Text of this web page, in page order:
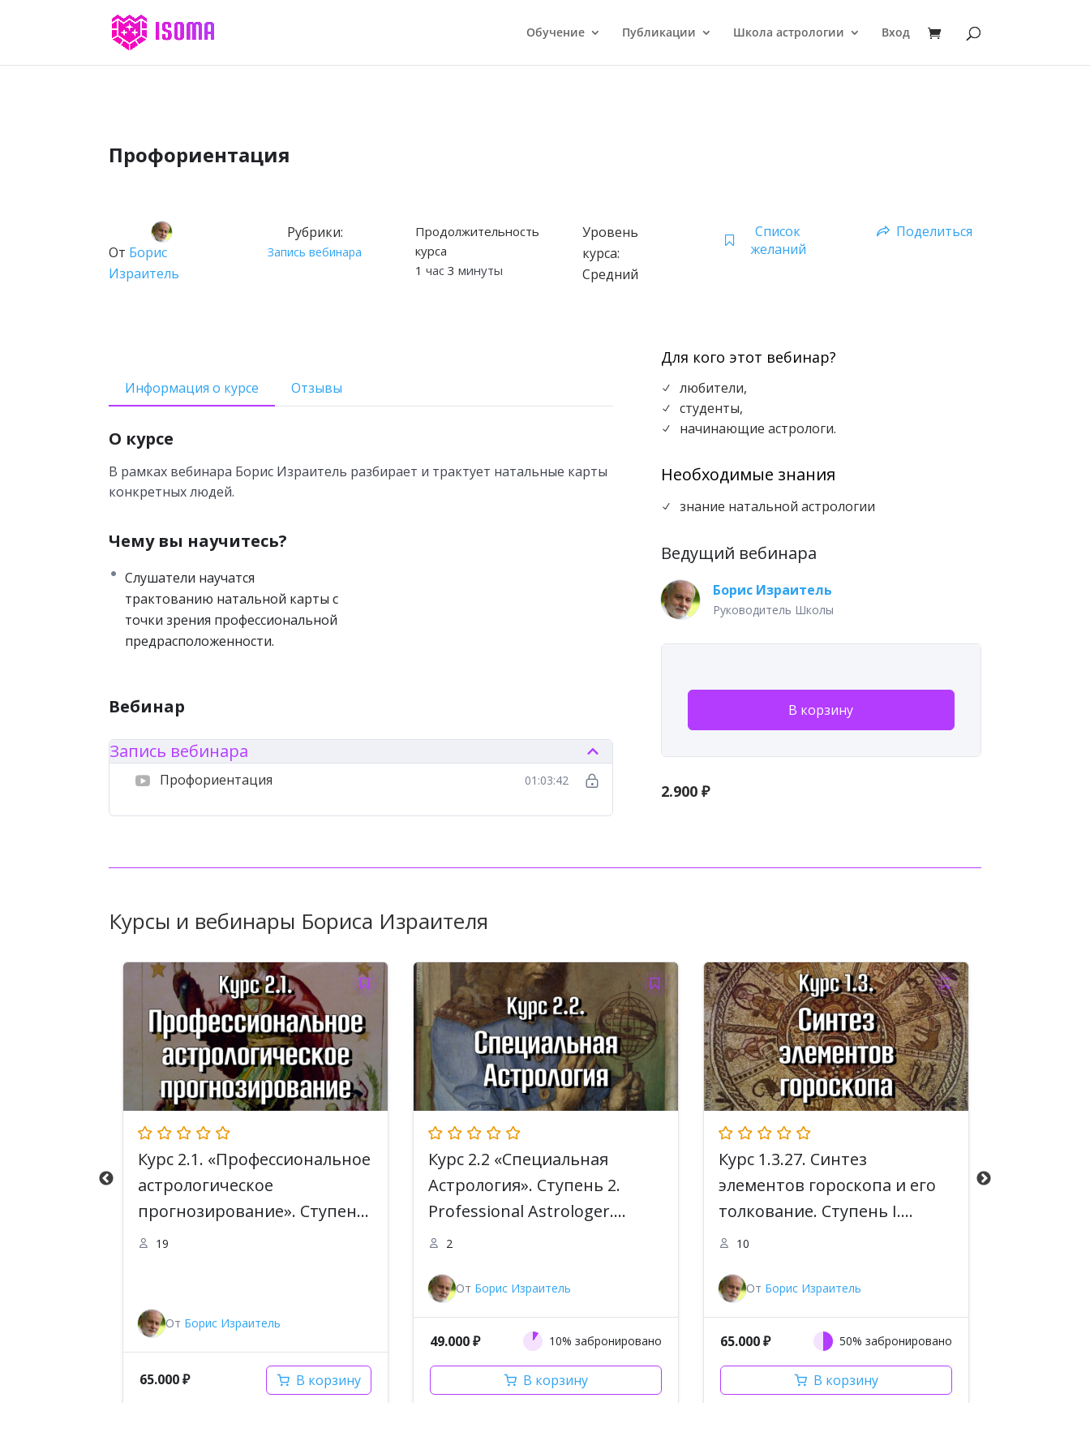
Обучение Публикации Школа астрологии Вход
Профориентация
От Борис
Израитель
Рубрики:
Запись вебинара
Продолжительность
курса
1 час 3 минуты
Уровень
курса:
Средний
Список
желаний
Поделиться
Информация о курсе Отзывы
О курсе
В рамках вебинара Борис Израитель разбирает и трактует натальные карты
конкретных людей.
Чему вы научитесь?
Слушатели научатся
трактованию натальной карты с
точки зрения профессиональной
предрасположенности.
Вебинар
Запись вебинара
Профориентация 01:03:42
Для кого этот вебинар?
N любители,
N студенты,
N начинающие астрологи.
Необходимые знания
N знание натальной астрологии
Ведущий вебинара
Борис Израитель
Руководитель Школы
В корзину
2.900 ₽
Курсы и вебинары Бориса Израителя
Курс 2.1. «Профессиональное
астрологическое
прогнозирование». Ступень
2. Professional Astrologer.
19
От Борис Израитель
65.000₽ В корзину
Курс 2.2 «Специальная
Астрология». Cтупень 2.
Professional Astrologer.
Программа Master
2
От Борис Израитель
49.000₽ 10% забронировано
В корзину
Курс 1.3.27. Синтез
элементов гороскопа и его
толкование. Ступень I.
Astrolanguage. Программа
10
От Борис Израитель
65.000₽ 50% забронировано
В корзину